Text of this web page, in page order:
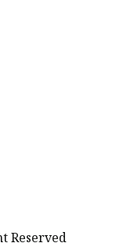
Reserved